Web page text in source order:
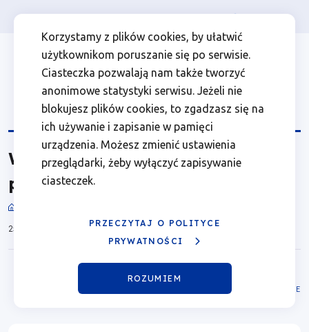
Korzystamy z plików cookies, by ułatwić
użytkownikom poruszanie się po serwisie.
Ciasteczka pozwalają nam także tworzyć
anonimowe statystyki serwisu. Jeżeli nie
blokujesz plików cookies, to zgadzasz się na
ich używanie i zapisanie w pamięci
urządzenia. Możesz zmienić ustawienia
przeglądarki, żeby wyłączyć zapisywanie
ciasteczek.
PRZECZYTAJ O POLITYCE
PRYWATNOŚCI
ROZUMIEM
Wytyczne
dotyczące
realizacji
projektów
Fundusze
Europejskie
Wielkopolski
Przejdź
głównej
nawigacji
Przejdź
wyszukiwarki
Przejdź
zawartości
strony
Przejdź
stopki
Menu
Header
Top
Osoba prywatna Firma
Menu
top
left
Wytyczne dotyczące realizacji
projektów
Ścieżka
25.06.2025
ZAPISZ W MOJE